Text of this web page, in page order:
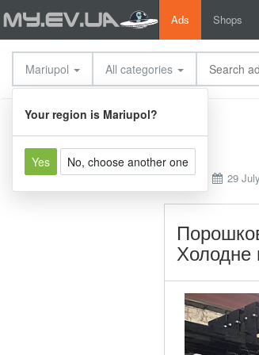
Ads Shops
Mariupol
Your region is Mariupol?
Yes No, choose another one
All categories
Services Other services
L'viv 29
Холодне